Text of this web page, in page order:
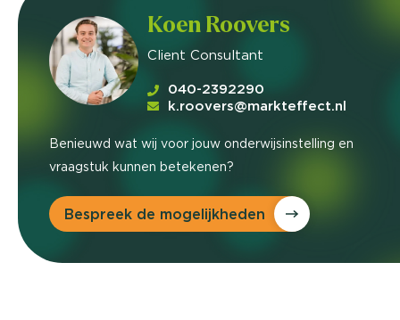
Koen Roovers
Client Consultant
040-2392290
k.roovers@markteffect.nl
Benieuwd wat wij voor jouw onderwijsinstelling en
vraagstuk kunnen betekenen?
Bespreek de mogelijkheden